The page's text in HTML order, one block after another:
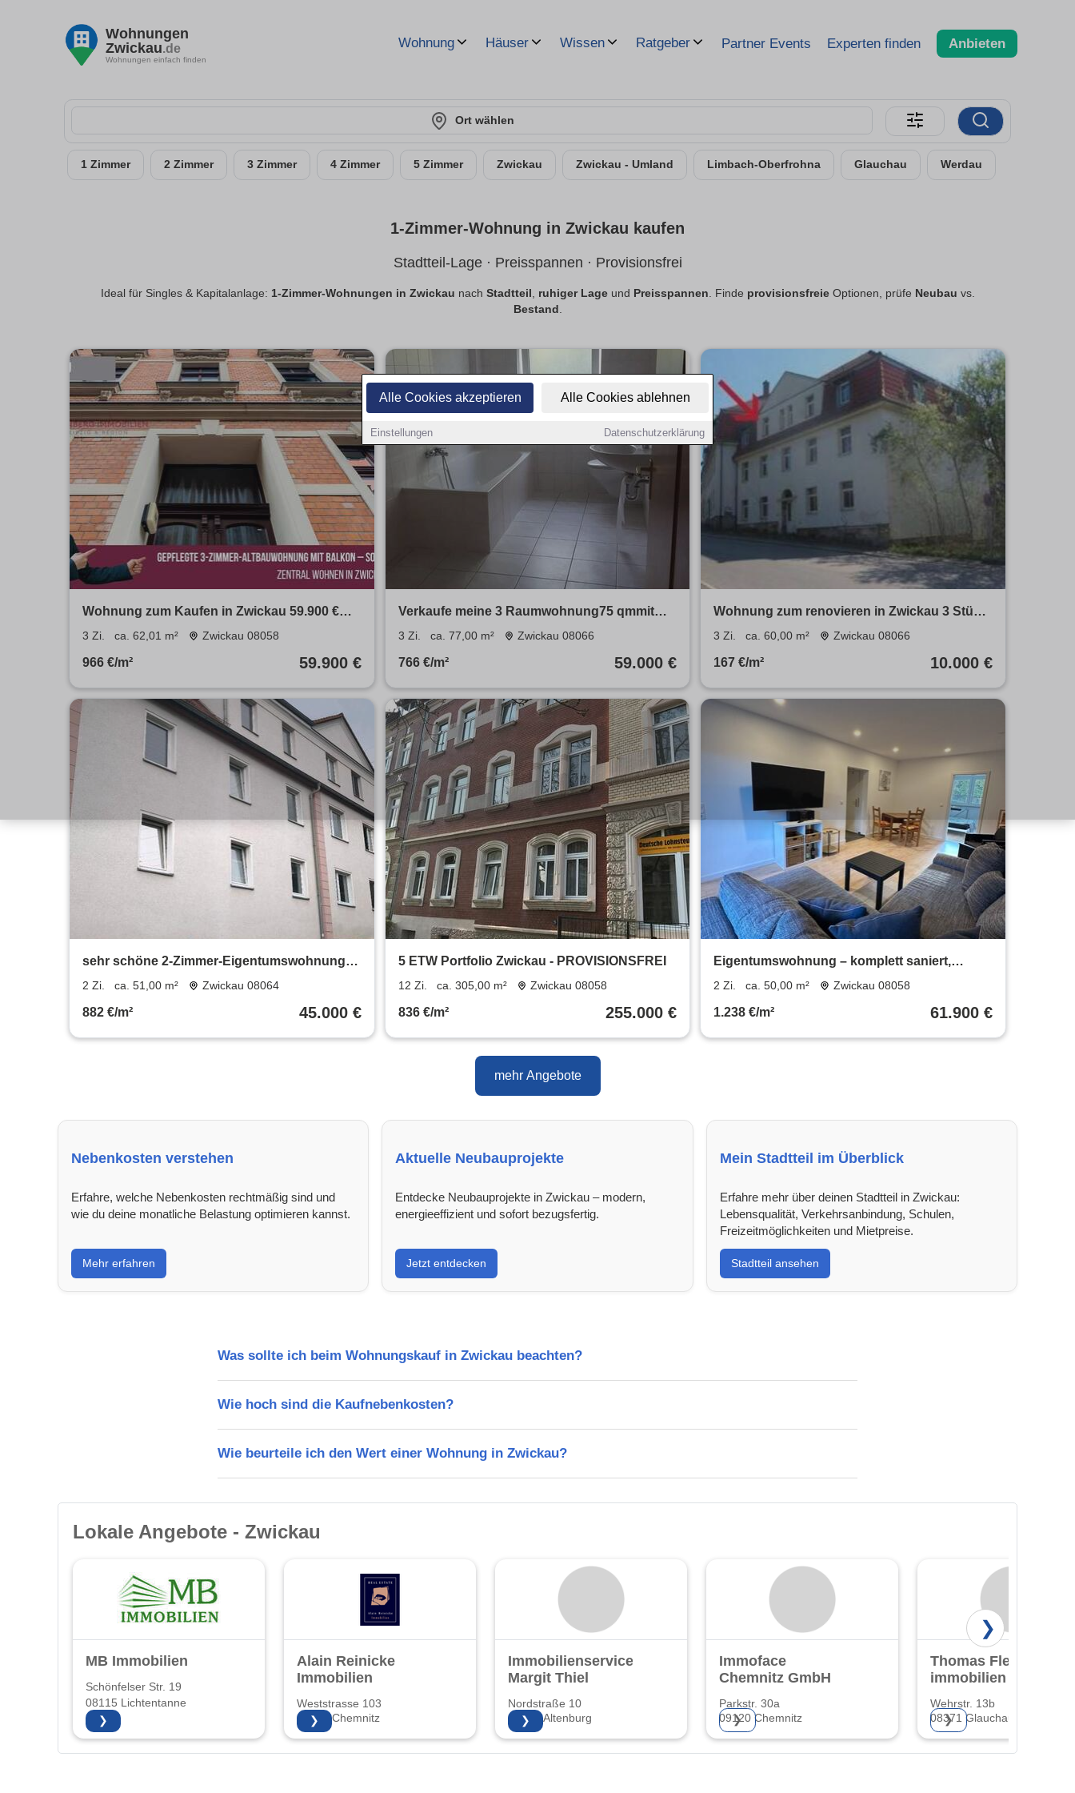
Alle Cookies akzeptieren Alle Cookies ablehnen
Einstellungen Datenschutzerklärung
Wohnungen
Zwickau.de
Wohnungen einfach finden
Wohnung Häuser Wissen Ratgeber Partner Events Experten finden Anbieten
Ort wählen
1 Zimmer 2 Zimmer 3 Zimmer 4 Zimmer 5 Zimmer Zwickau Zwickau - Umland Limbach-Oberfrohna Glauchau Werdau
1-Zimmer-Wohnung in Zwickau kaufen
Stadtteil-Lage · Preisspannen · Provisionsfrei
Ideal für Singles & Kapitalanlage: 1-Zimmer-Wohnungen in Zwickau nach Stadtteil , ruhiger Lageund Preisspannen. Finde provisionsfreieOptionen, prüfe Neubau vs.
Bestand .
Wohnung zum Kaufen in Zwickau 59.900 €
62.01 m²
3 Zi. ca. 62,01 m² Zwickau 08058
966 €/m² 59.900 €
Verkaufe meine 3 Raumwohnung75 qmmit
PKW StellplatzSchnäppchen
3 Zi. ca. 77,00 m² Zwickau 08066
766 €/m² 59.000 €
Wohnung zum renovieren in Zwickau 3 Stück
noch frei
3 Zi. ca. 60,00 m² Zwickau 08066
167 €/m² 10.000 €
sehr schöne 2-Zimmer-Eigentumswohnung in
Zwickau-Planitz
2 Zi. ca. 51,00 m² Zwickau 08064
882 €/m² 45.000 €
5 ETW Portfolio Zwickau - PROVISIONSFREI
12 Zi. ca. 305,00 m² Zwickau 08058
836 €/m² 255.000 €
Eigentumswohnung – komplett saniert,
möbliert , vermietet
2 Zi. ca. 50,00 m² Zwickau 08058
1.238 €/m² 61.900 €
mehr Angebote
Nebenkosten verstehen
Erfahre, welche Nebenkosten rechtmäßig sind und
wie du deine monatliche Belastung optimieren kannst.
Mehr erfahren
Aktuelle Neubauprojekte
Entdecke Neubauprojekte in Zwickau – modern,
energieeffizient und sofort bezugsfertig.
Jetzt entdecken
Mein Stadtteil im Überblick
Erfahre mehr über deinen Stadtteil in Zwickau:
Lebensqualität, Verkehrsanbindung, Schulen,
Freizeitmöglichkeiten und Mietpreise.
Stadtteil ansehen
Was sollte ich beim Wohnungskauf in Zwickau beachten?
Wie hoch sind die Kaufnebenkosten?
Wie beurteile ich den Wert einer Wohnung in Zwickau?
Lokale Angebote - Zwickau
MB Immobilien
Schönfelser Str. 19
08115 Lichtentanne
❯
Alain Reinicke
Immobilien
Weststrasse 103
09116 Chemnitz
❯
Immobilienservice
Margit Thiel
Nordstraße 10
04600 Altenburg
❯
Immoface
Chemnitz GmbH
Parkstr. 30a
09120 Chemnitz
❯
Thomas Flechsig
immobilien
Wehrstr. 13b
08371 Glauchau
❯
❯